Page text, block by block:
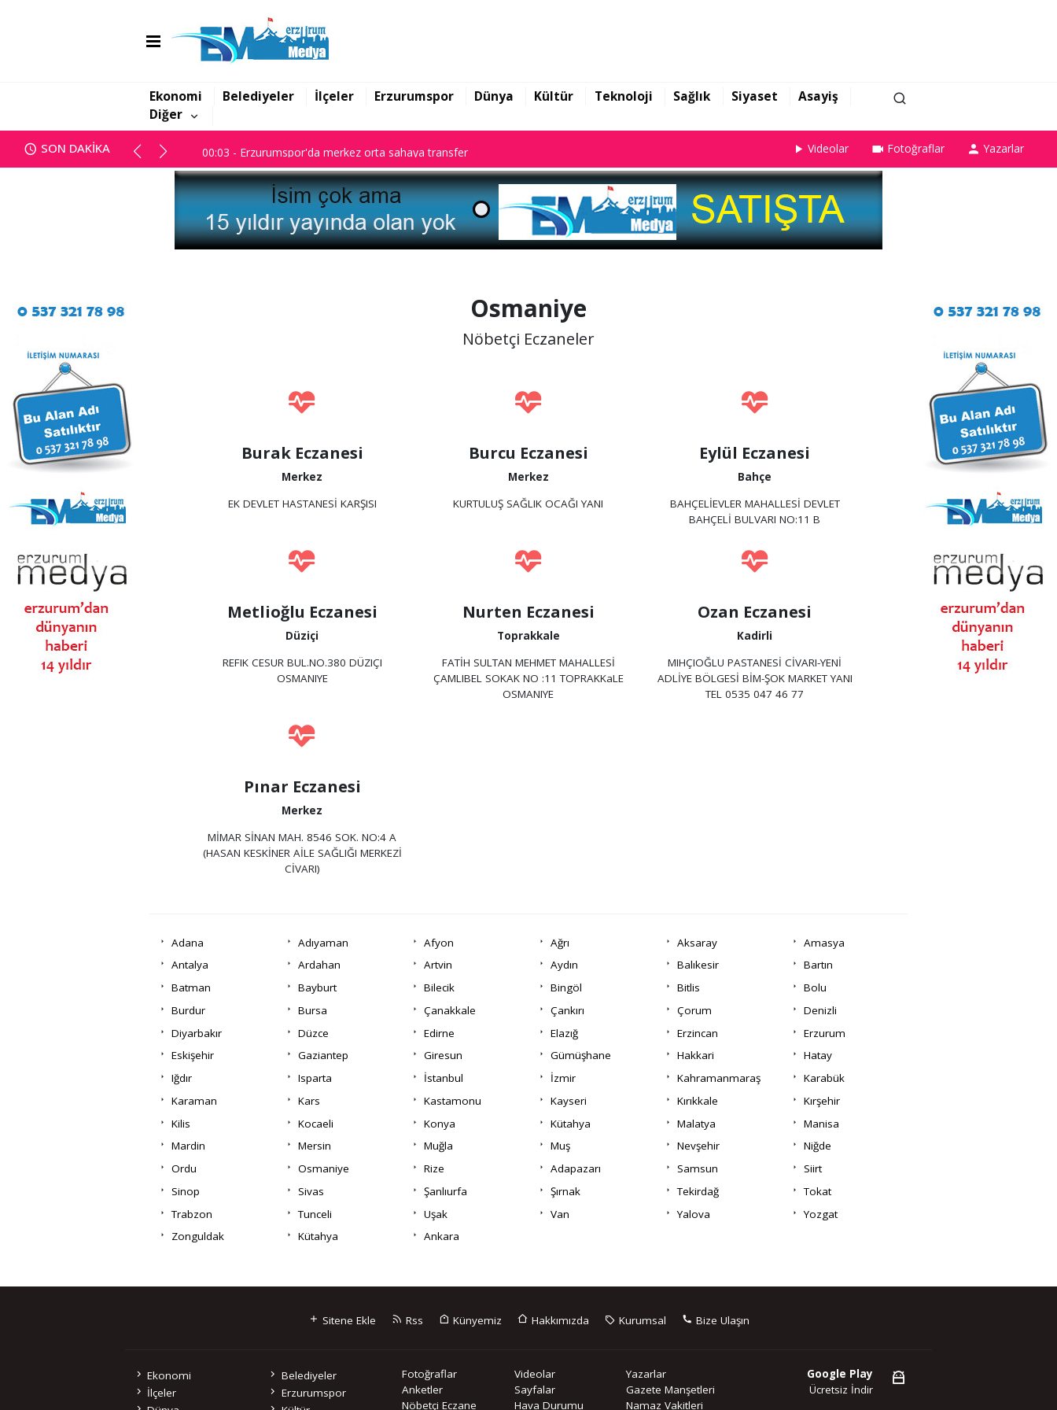
Ekonomi Belediyeler İlçeler Erzurumspor Dünya Kültür Teknoloji Sağlık Siyaset
Asayiş
Diğer
SON DAKİKA
00:03 - Erzurumspor'da merkez orta sahaya transfer
00:03 - Erzurumspor'da merkez orta sahaya transfer Videolar Fotoğraflar Yazarlar
Osmaniye
Nöbetçi Eczaneler
Burak Eczanesi
Merkez
EK DEVLET HASTANESİ KARŞISI
Burcu Eczanesi
Merkez
KURTULUŞ SAĞLIK OCAĞI YANI
Eylül Eczanesi
Bahçe
BAHÇELİEVLER MAHALLESİ DEVLET
BAHÇELİ BULVARI NO:11 B
Metlioğlu Eczanesi
Düziçi
REFIK CESUR BUL.NO.380 DÜZIÇI
OSMANIYE
Nurten Eczanesi
Toprakkale
FATİH SULTAN MEHMET MAHALLESİ
ÇAMLIBEL SOKAK NO :11 TOPRAKKaLE
OSMANIYE
Ozan Eczanesi
Kadirli
MIHÇIOĞLU PASTANESİ CİVARI-YENİ
ADLİYE BÖLGESİ BİM-ŞOK MARKET YANI
TEL 0535 047 46 77
Pınar Eczanesi
Merkez
MİMAR SİNAN MAH. 8546 SOK. NO:4 A
(HASAN KESKİNER AİLE SAĞLIĞI MERKEZİ
CİVARI)
Adana Adıyaman Afyon Ağrı Aksaray
Amasya
Antalya
Ardahan Artvin Aydın Balıkesir
Bartın
Batman
Bayburt Bilecik Bingöl Bitlis
Bolu
Burdur
Bursa Çanakkale Çankırı Çorum
Denizli
Diyarbakır
Düzce Edirne Elazığ Erzincan
Erzurum
Eskişehir
Gaziantep Giresun Gümüşhane Hakkari
Hatay
Iğdır
Isparta İstanbul İzmir Kahramanmaraş
Karabük
Karaman
Kars Kastamonu Kayseri Kırıkkale
Kırşehir
Kilis
Kocaeli Konya Kütahya Malatya
Manisa
Mardin
Mersin Muğla Muş Nevşehir
Niğde
Ordu
Osmaniye Rize Adapazarı Samsun
Siirt
Sinop
Sivas Şanlıurfa Şırnak Tekirdağ
Tokat
Trabzon
Tunceli Uşak Van Yalova
Yozgat
Zonguldak
Kütahya Ankara
Sitene Ekle Rss Künyemiz Hakkımızda Kurumsal Bize Ulaşın
Ekonomi
Belediyeler
İlçeler
Erzurumspor
Fotoğraflar Videolar
Yazarlar
Anketler
Sayfalar
Gazete Manşetleri
Nöbetçi Eczane
Hava Durumu Namaz Vakitleri
Google Play
Ücretsiz İndir